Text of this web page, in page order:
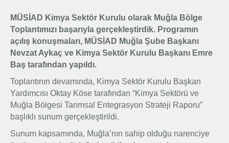
Üyelik
E-İşlemler
İletişim Hakkımızda Galeri
MÜSİAD Kimya Sektör Kurulu olarak Muğla Bölge
Toplantımızı başarıyla gerçekleştirdik. Programın
açılış konuşmaları, MÜSİAD Muğla Şube Başkanı
Nevzat Aykaç ve Kimya Sektör Kurulu Başkanı Emre
Baş tarafından yapıldı.
Toplantının devamında, Kimya Sektör Kurulu Başkan
Yardımcısı Oktay Köse tarafından “Kimya Sektörü ve
Muğla Bölgesi Tarımsal Entegrasyon Strateji Raporu”
başlıklı sunum gerçekleştirildi.
Sunum kapsamında, Muğla’nın sahip olduğu narenciye